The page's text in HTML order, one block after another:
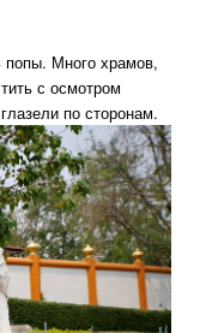
попы. Много храмов,
с осмотром
по сторонам.